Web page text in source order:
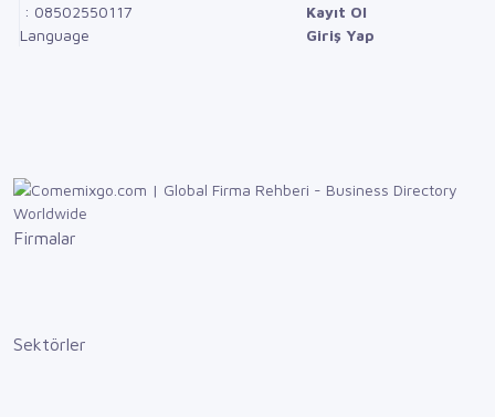
: 08502550117
Language
Kayıt Ol
Giriş Yap
Firmalar
Sektörler